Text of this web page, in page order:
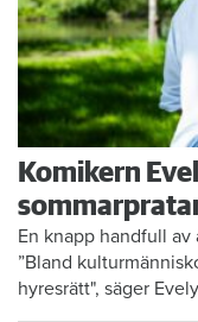
Komikern
En knapp handfull av
”Bland
hyresrätt", säger